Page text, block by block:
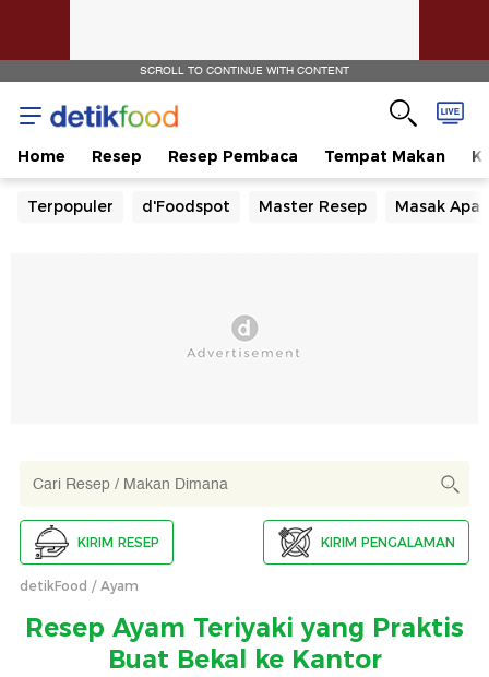
SCROLL TO CONTINUE WITH CONTENT
Home Resep Resep Pembaca Tempat Makan
Terpopuler d'Foodspot Master Resep Masak Apa
KIRIM RESEP KIRIM PENGALAMAN
detikFood Ayam
Resep Ayam Teriyaki yang Praktis
Buat Bekal ke Kantor